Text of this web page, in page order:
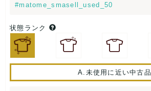
#matome_smasell_used_50
状態ランク
A.未使用に近い中古品